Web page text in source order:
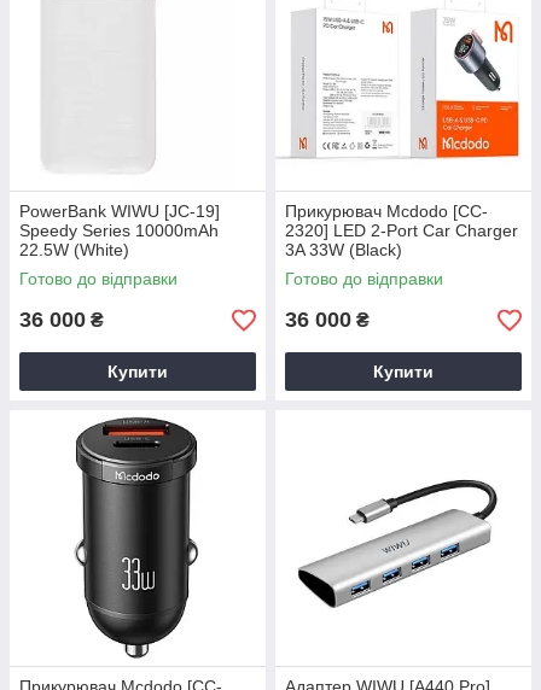
PowerBank WIWU [JC-19]
Speedy Series 10000mAh
22.5W (White)
Готово до відправки
36 000 ₴
Купити
Прикурювач Mcdodo [CC-
2320] LED 2-Port Car Charger
3A 33W (Black)
Готово до відправки
36 000 ₴
Купити